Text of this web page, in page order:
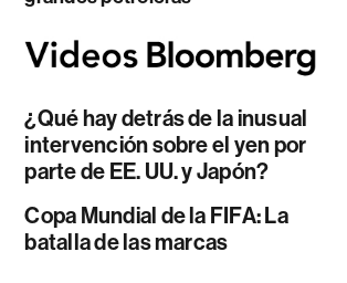
¿Qué hay detrás de la inusual
intervención sobre el yen por
parte de EE. UU. y Japón?
Copa Mundial de la FIFA: La
batalla de las marcas